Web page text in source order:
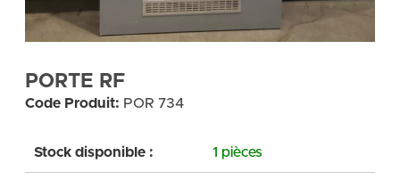
PORTE RF
Code Produit: POR 734
Stock disponible : 1 pièces